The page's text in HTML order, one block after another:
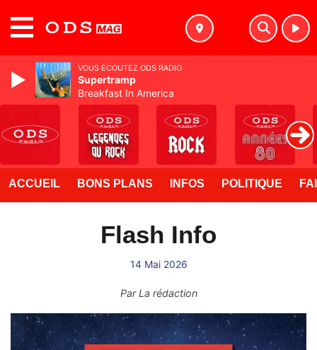
ACCUEIL BONS PLANS INFOS POLITIQUE
Flash Info
14 Mai 2026
ParLa rédaction
VOUS ÉCOUTEZ ODS RADIO
Supertramp
Breakfast In America